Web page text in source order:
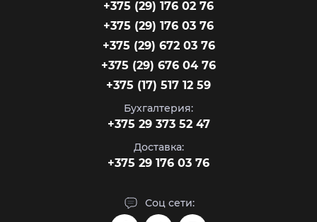
‎+375 (29) 176 02 76
+375 (29) 176 03 76
+375 (29) 672 03 76
+375 (29) 676 04 76
+375 (17) 517 12 59
Бухгалтерия:
+375 29 373 52 47
Доставка:
+375 29 176 03 76
Соц сети: